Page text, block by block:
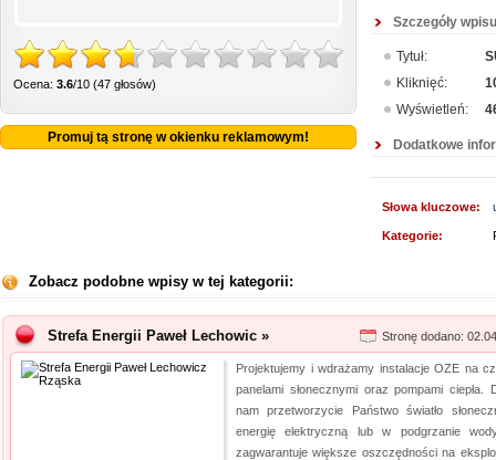
Ocena: 3.6/10 (47 głosów)
Promuj tą stronę w okienku reklamowym!
Szczegóły
Tytuł:
Kliknięć:
Wyświetleń:
Dodatkowe
Słowa kluczowe:
Kategorie:
Zobacz podobne wpisy w tej kategorii:
Strefa Energii Paweł Lechowic » Stronę dodano:
Projektujemy i wdrażamy instalacje OZE na
panelami słonecznymi oraz pompami ciepła.
nam przetworzycie Państwo światło
energię elektryczną lub w podgrzanie
zagwarantuje większe oszczędności na